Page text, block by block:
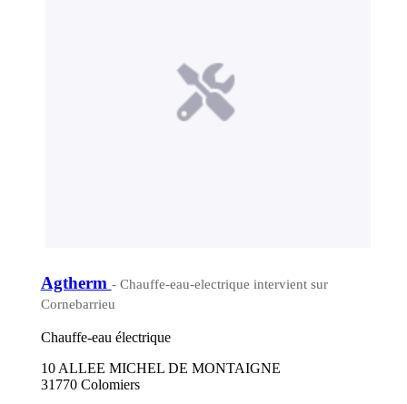
Agtherm - Chauffe-eau-electrique intervient sur
Cornebarrieu
Chauffe-eau électrique
10 ALLEE MICHEL DE MONTAIGNE
31770 Colomiers